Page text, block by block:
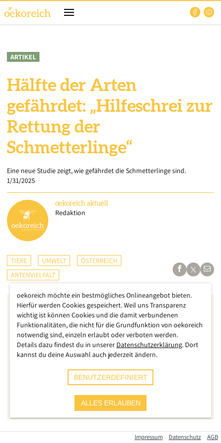
ARTIKEL
Hälfte der Arten
gefährdet: „Hilfeschrei zur
Rettung der
Schmetterlinge“
Eine neue Studie zeigt, wie gefährdet die Schmetterlinge sind.
1/31/2025
oekoreich aktuell
Redaktion
TIERE UMWELT
ÖSTERREICH
ARTENVIELFALT
Eine Studie der Tiroler Landesmuseen, welche die weltweit
Impressum Datenschutz AGB
oekoreich möchte ein bestmögliches Onlineangebot bieten.
Hierfür werden Cookies gespeichert. Weil uns Transparenz
wichtig ist können Cookies und die damit verbundenen
Funktionalitäten, die nicht für die Grundfunktion von oekoreich
notwendig sind, einzeln erlaubt oder verboten werden.
Details dazu findest du in unserer Datenschutzerklärung. Dort
kannst du deine Auswahl auch jederzeit ändern.
BENUTZERDEFINIERT
ALLES ERLAUBEN